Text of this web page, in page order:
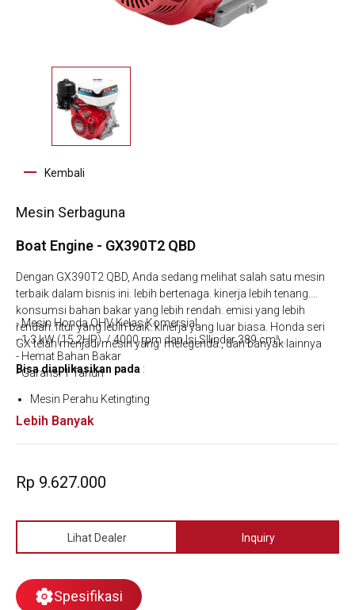
Kembali
Mesin Serbaguna
Boat Engine - GX390T2 QBD
Dengan GX390T2 QBD, Anda sedang melihat salah satu mesin
terbaik dalam bisnis ini. lebih bertenaga. kinerja lebih tenang.
konsumsi bahan bakar yang lebih rendah. emisi yang lebih
rendah. fitur yang lebih baik. kinerja yang luar biasa. Honda seri
GX telah menjadi mesin yang melegenda., dan banyak lainnya
- Mesin Honda OHV Kelas Komersial
- 1.3 kW (15.2HP) / 4000 rpm dan Isi SIlinder 389 cm³
- Hemat Bahan Bakar
- Garansi 1 Tahun
Bisa diaplikasikan pada :
Mesin Perahu Ketingting
Lebih Banyak
Rp 9.627.000
Lihat Dealer Inquiry
Spesifikasi